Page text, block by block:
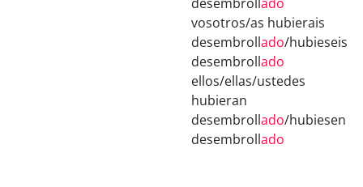
vosotros/as hubierais
desembrollado/hubieseis
desembrollado
ellos/ellas/ustedes
hubieran
desembrollado/hubiesen
desembrollado